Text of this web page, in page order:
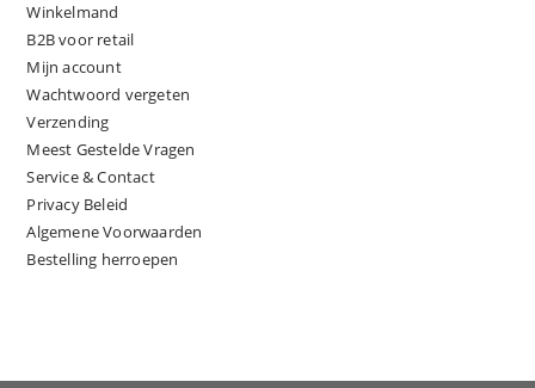
Winkelmand
B2B voor retail
Mijn account
Wachtwoord vergeten
Verzending
Meest Gestelde Vragen
Service & Contact
Privacy Beleid
Algemene Voorwaarden
Bestelling herroepen